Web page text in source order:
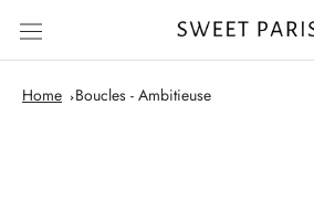
contenido
Home
Boucles - Ambitieuse